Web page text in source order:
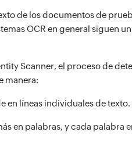
de los documentos de
OCR en general siguen
Scanner, el proceso de
manera:
en líneas individuales de texto.
en palabras, y cada palabra